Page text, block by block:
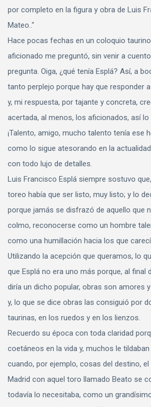
por completo en la figura y obra de Luis
Mateo.."
Hace pocas fechas en un coloquio
aficionado me preguntó, sin venir a
pregunta. Oiga, ¿qué tenía Esplá? Así, a
tanto perplejo porque hay que responder
y, mi respuesta, por tajante y concreta,
acertada, al menos, los aficionados, así
¡Talento, amigo, mucho talento tenía ese
como lo sigue atesorando en la
con todo lujo de detalles.
Luis Francisco Esplá siempre sostuvo
toreo había que ser listo, muy listo; y lo
porque jamás se disfrazó de aquello que
colmo, reconocerse como un hombre
como una humillación hacia los que
Utilizando la acepción que queramos, lo
que Esplá no era uno más porque, al final
diría un dicho popular, obras son amores
y, lo que se dice obras las consiguió por
taurinas, en los ruedos y en los lienzos.
Recuerdo su época con toda claridad
coetáneos en la vida y, muchos le
cuando, por ejemplo, cosas del destino,
Madrid con aquel toro llamado Beato se
todavía lo necesitaba, como un